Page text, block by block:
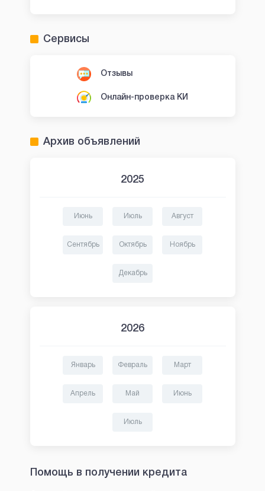
Сервисы
Отзывы
Онлайн-проверка КИ
Архив объявлений
2025
Июнь Июль Август
Сентябрь Октябрь Ноябрь
Декабрь
2026
Январь Февраль Март
Апрель Май Июнь
Июль
Помощь в получении кредита